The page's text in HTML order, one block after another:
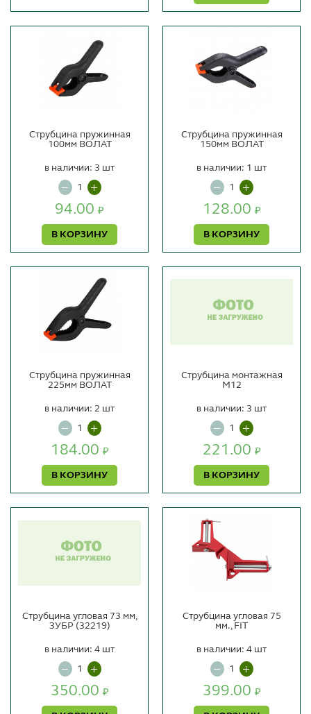
Струбцина пружинная
100мм ВОЛАТ
94.00 ₽
В КОРЗИНУ
в наличии: 3 шт
Струбцина пружинная
150мм ВОЛАТ
128.00 ₽
В КОРЗИНУ
в наличии: 1 шт
Струбцина пружинная
225мм ВОЛАТ
184.00 ₽
В КОРЗИНУ
в наличии: 2 шт
Струбцина монтажная
М12
221.00 ₽
В КОРЗИНУ
в наличии: 3 шт
Струбцина угловая 73 мм,
ЗУБР (32219)
350.00 ₽
в наличии: 4 шт
Струбцина угловая 75
мм., FIT
399.00 ₽
в наличии: 4 шт